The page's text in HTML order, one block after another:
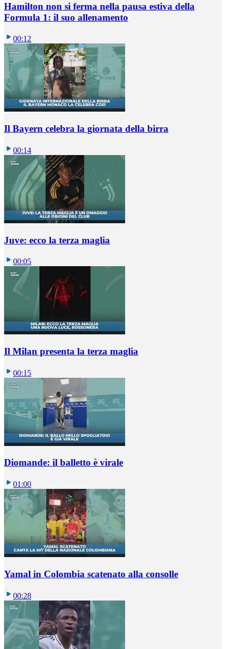
Hamilton non si ferma nella pausa estiva della
Formula 1: il suo allenamento
00:12
Il Bayern celebra la giornata della birra
00:14
Juve: ecco la terza maglia
00:05
Il Milan presenta la terza maglia
00:15
Diomande: il balletto è virale
01:00
Yamal in Colombia scatenato alla consolle
00:28